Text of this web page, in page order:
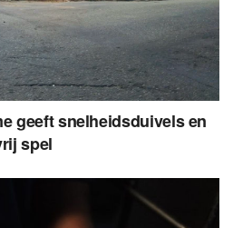
geeft snelheidsduivels en
spel